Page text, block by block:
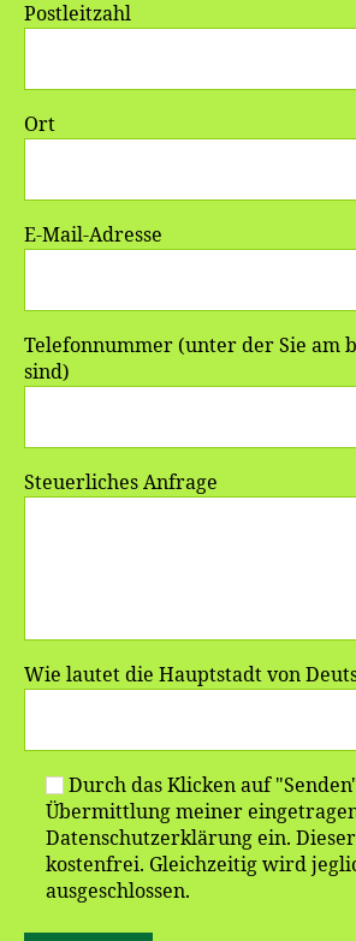
Postleitzahl
Ort
E-Mail-Adresse
Telefonnummer (unter der Sie am
sind)
Steuerliches Anfrage
Wie lautet die Hauptstadt von
Durch das Klicken auf
Übermittlung meiner
Datenschutzerklärung ein.
kostenfrei. Gleichzeitig wird
ausgeschlossen.